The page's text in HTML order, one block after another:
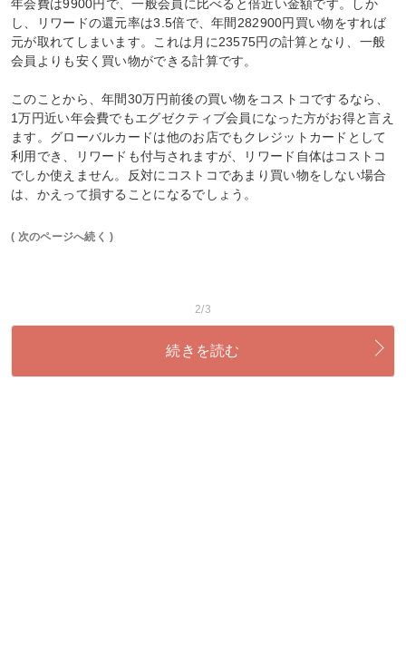
年会費は9900円で、一般会員に比べると倍近い金額です。しか
し、リワードの還元率は3.5倍で、年間282900円買い物をすれば
元が取れてしまいます。これは月に23575円の計算となり、一般
会員よりも安く買い物ができる計算です。
このことから、年間30万円前後の買い物をコストコでするなら、
1万円近い年会費でもエグゼクティブ会員になった方がお得と言え
ます。グローバルカードは他のお店でもクレジットカードとして
利用でき、リワードも付与されますが、リワード自体はコストコ
でしか使えません。反対にコストコであまり買い物をしない場合
は、かえって損することになるでしょう。
( 次のページへ続く )
2/3
続きを読む